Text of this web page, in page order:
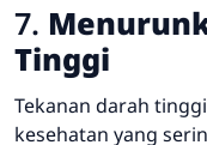
7.
Tinggi
Tekanan darah
kesehatan yang